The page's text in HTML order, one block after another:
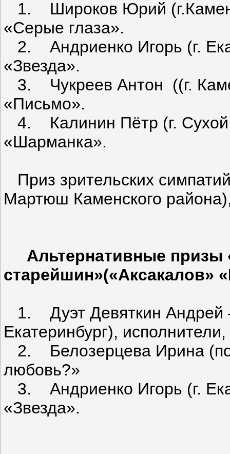
1. Широков Юрий
«Серые глаза».
2. Андриенко Игорь (г.
«Звезда».
3. Чукреев Антон ((г.
«Письмо».
4. Калинин Пётр (г. Сухой
«Шарманка».
Приз зрительских
Мартюш Каменского
Альтернативные призы
старейшин»(«Аксакалов»
1. Дуэт Девяткин Андрей
Екатеринбург),
2. Белозерцева Ирина
любовь?»
3. Андриенко Игорь (г.
«Звезда».